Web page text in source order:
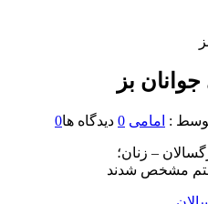
بز
: امامی 0 دیدگاه ها0
– زنان؛
مشخص شدند